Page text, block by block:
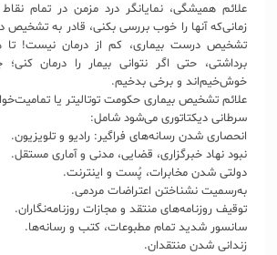
علائم همیشگی، نمايانگر درد مزمن در تمام
زمانی‌که آنها را خوب بررسی بکنی، قادر به
تشخیص درست بیماری، کم از درمان نیست!
برداشتی، حتی اگر نتوانی بیمار را درمان
خوش‌خیم‌اند و برخی بدخیم.
علائم تشخیص بیماری حکومت توتالیتر یا
سرطانی دیکتاتوری می‌شود شامل‌:
انحصاری شدن رسانه‌های فراگیر: رادیو و تلویزیون.
نبود نهاد خبرگزاری، قضایی، مدنی و آماری مستقل.
دولتی شدن مخابرات، پُست و اینترنت.
به‌رسمیت نشناختن اعتراضات مردمی.
توقیف روزنامه‌های منتقد و مجازات روزنامه‌نگاران.
سانسور شدید تمام مطبوعات، کتب و رسانه‌ها.
زندانی شدن منتقدان.